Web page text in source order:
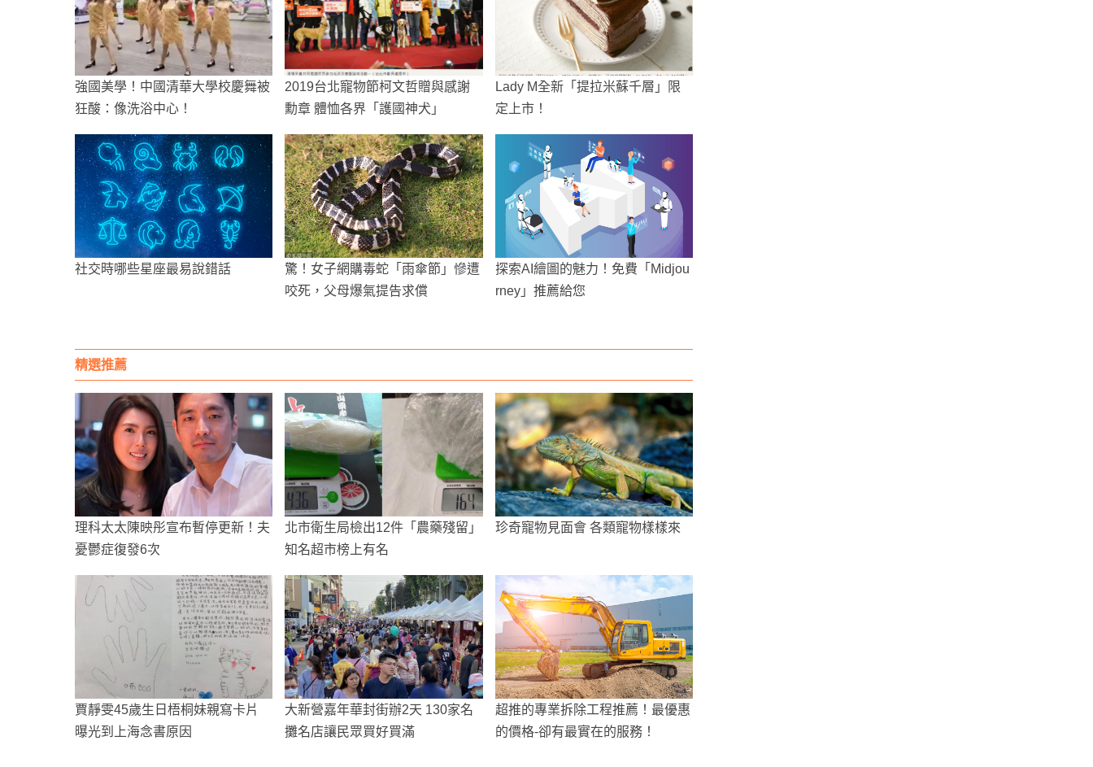
強國美學！中國清華大學校慶舞被
狂酸：像洗浴中心！
2019台北寵物節柯文哲贈與感謝
勳章 體恤各界「護國神犬」
Lady M全新「提拉米蘇千層」限
定上市！
社交時哪些星座最易說錯話
驚！女子網購毒蛇「雨傘節」慘遭
咬死，父母爆氣提告求償
探索AI繪圖的魅力！免費「Midjou
rney」推薦給您
精選推薦
理科太太陳映彤宣布暫停更新！夫
憂鬱症復發6次
北市衛生局檢出12件「農藥殘留」
知名超市榜上有名
珍奇寵物見面會 各類寵物樣樣來
賈靜雯45歲生日梧桐妹親寫卡片
曝光到上海念書原因
大新營嘉年華封街辦2天 130家名
攤名店讓民眾買好買滿
超推的專業拆除工程推薦！最優惠
的價格-卻有最實在的服務！